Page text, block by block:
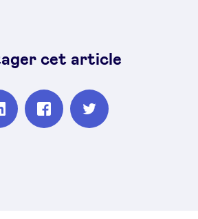
cet article
PartagerPartager